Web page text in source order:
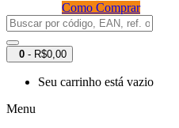
Como Comprar
0 - R$0,00
Seu carrinho está vazio
Menu